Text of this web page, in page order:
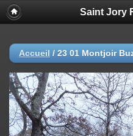
Saint Jory
Accueil / 23 01 Montjoir